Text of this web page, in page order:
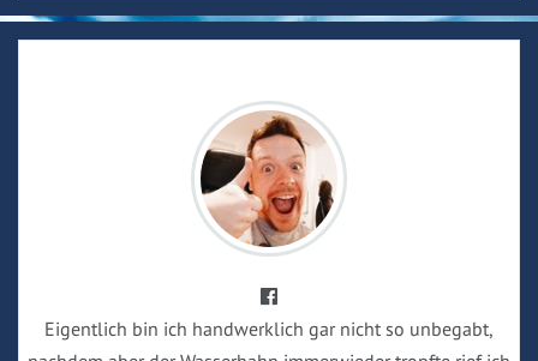
Eigentlich bin ich handwerklich gar nicht so unbegabt,